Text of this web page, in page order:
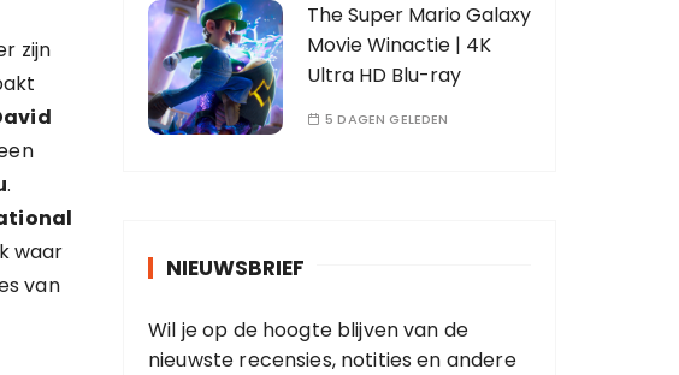
zijn
.
waar
van
The Super Mario Galaxy
Movie Winactie | 4K
Ultra HD Blu-ray
5 DAGEN GELEDEN
NIEUWSBRIEF
Wil je op de hoogte blijven van de
nieuwste recensies, notities en andere